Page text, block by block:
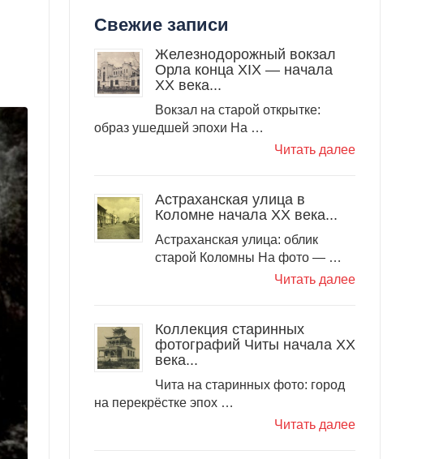
Свежие записи
Железнодорожный вокзал
Орла конца XIX — начала
XX века...
Вокзал на старой открытке:
образ ушедшей эпохи На …
Читать далее
Астраханская улица в
Коломне начала XX века...
Астраханская улица: облик
старой Коломны На фото — …
Читать далее
Коллекция старинных
фотографий Читы начала ХХ
века...
Чита на старинных фото: город
на перекрёстке эпох …
Читать далее